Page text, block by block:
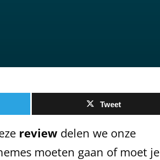
Tweet
review delen we onze
moeten gaan of moet je